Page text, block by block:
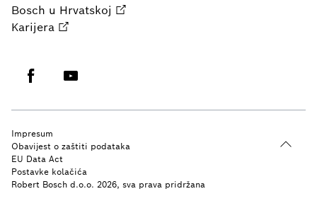
Bosch u Hrvatskoj
Karijera
Robert Bosch d.o.o. 2026, sva prava pridržana
Impresum
Obavijest o zaštiti podataka
EU Data Act
Postavke kolačića